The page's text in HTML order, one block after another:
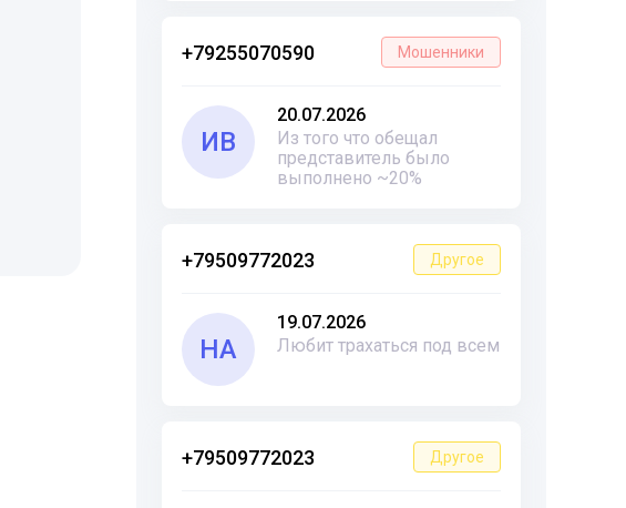
+79255070590 Мошенники
ИВ
20.07.2026
Из того что обещал
представитель было
выполнено ~20%
+79509772023 Другое
НА
19.07.2026
Любит трахаться под всем
+79509772023 Другое